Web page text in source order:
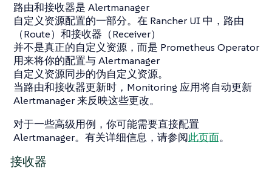
路由和接收器是 Alertmanager
自定义资源配置的一部分。在 Rancher UI 中，路由
（Route）和接收器（Receiver）
并不是真正的自定义资源，而是 Prometheus Operator
用来将你的配置与 Alertmanager
自定义资源同步的伪自定义资源。
当路由和接收器更新时，Monitoring 应用将自动更新
Alertmanager 来反映这些更改。
对于一些高级用例，你可能需要直接配置
Alertmanager。有关详细信息，请参阅此页面。
接收器